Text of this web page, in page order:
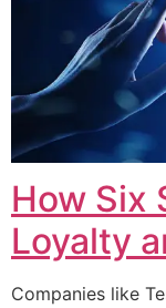
How Six
Loyalty
Companies like